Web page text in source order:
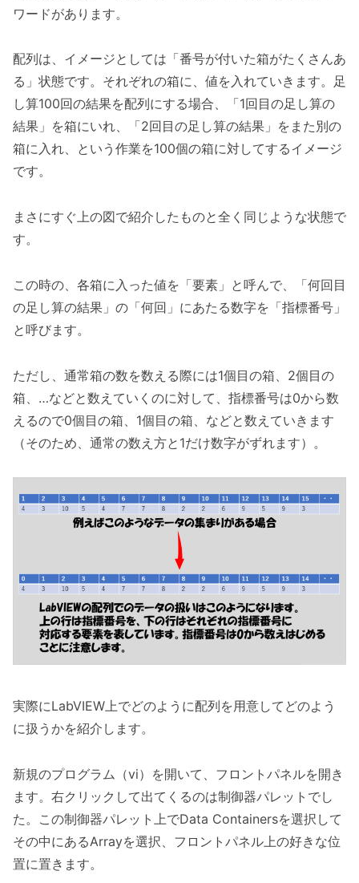
ワードがあります。
配列は、イメージとしては「番号が付いた箱がたくさんあ
る」状態です。それぞれの箱に、値を入れていきます。足
し算100回の結果を配列にする場合、「1回目の足し算の
結果」を箱にいれ、「2回目の足し算の結果」をまた別の
箱に入れ、という作業を100個の箱に対してするイメージ
です。
まさにすぐ上の図で紹介したものと全く同じような状態で
す。
この時の、各箱に入った値を「要素」と呼んで、「何回目
の足し算の結果」の「何回」にあたる数字を「指標番号」
と呼びます。
ただし、通常箱の数を数える際には1個目の箱、2個目の
箱、…などと数えていくのに対して、指標番号は0から数
えるので0個目の箱、1個目の箱、などと数えていきます
（そのため、通常の数え方と1だけ数字がずれます）。
実際にLabVIEW上でどのように配列を用意してどのよう
に扱うかを紹介します。
新規のプログラム（vi）を開いて、フロントパネルを開き
ます。右クリックして出てくるのは制御器パレットでし
た。この制御器パレット上でData Containersを選択して
その中にあるArrayを選択、フロントパネル上の好きな位
置に置きます。